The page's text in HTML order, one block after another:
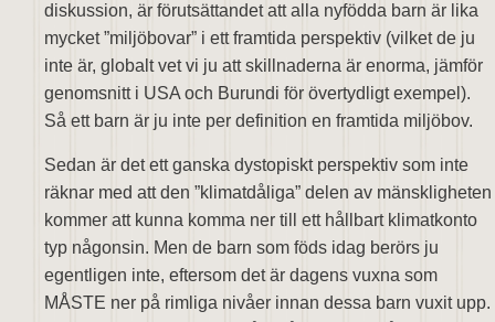
diskussion, är förutsättandet att alla nyfödda barn är lika
mycket ”miljöbovar” i ett framtida perspektiv (vilket de ju
inte är, globalt vet vi ju att skillnaderna är enorma, jämför
genomsnitt i USA och Burundi för övertydligt exempel).
Så ett barn är ju inte per definition en framtida miljöbov.
Sedan är det ett ganska dystopiskt perspektiv som inte
räknar med att den ”klimatdåliga” delen av mänskligheten
kommer att kunna komma ner till ett hållbart klimatkonto
typ någonsin. Men de barn som föds idag berörs ju
egentligen inte, eftersom det är dagens vuxna som
MÅSTE ner på rimliga nivåer innan dessa barn vuxit upp.